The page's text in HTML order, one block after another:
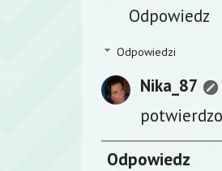
Odpowiedz
Odpowiedzi
Nika_87
Odpowiedz